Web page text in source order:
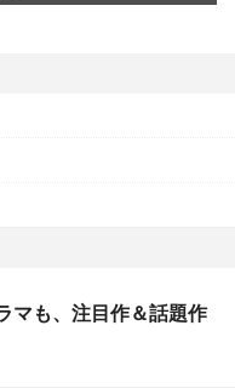
マも、注目作＆話題作